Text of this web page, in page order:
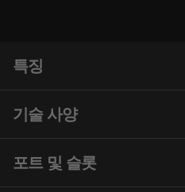
특징
Fueled by AMD Ryzen™
Pro 7 Gen 8 (16" AMD)
기술 사양
Performance
포트 및 슬롯